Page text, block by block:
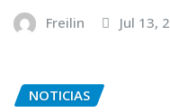
Freilin Jul 13,
NOTICIAS